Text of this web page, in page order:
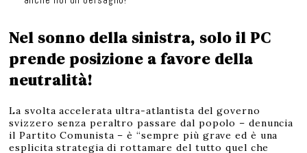
Nel sonno della sinistra, solo il PC
prende posizione a favore della
neutralità!
La svolta accelerata ultra-atlantista del governo
svizzero senza peraltro passare dal popolo – denuncia
il Partito Comunista – è “sempre più grave ed è una
esplicita strategia di rottamare del tutto quel che